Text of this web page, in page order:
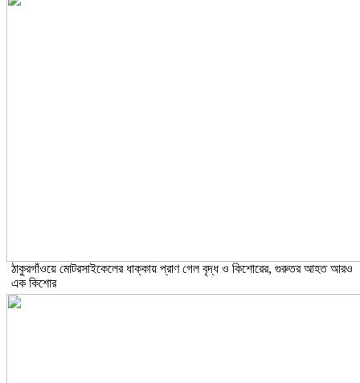
ঠাকুরগাঁওয়ে মোটরসাইকেলের ধাক্কায় প্রাণ গেল বৃদ্ধ ও কিশোরের, গুরুতর আহত আরও
এক কিশোর